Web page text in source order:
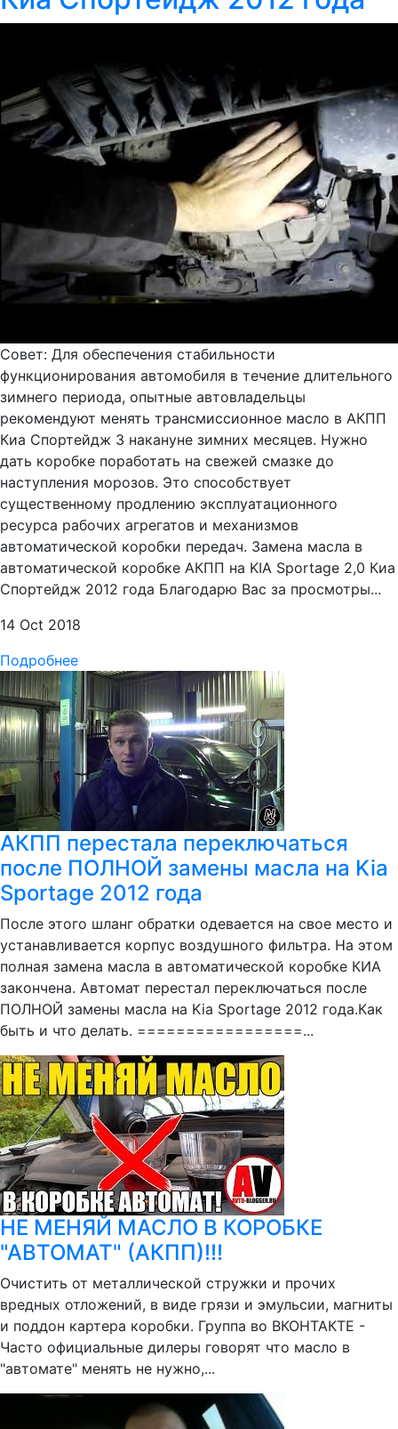
Совет: Для обеспечения стабильности
функционирования автомобиля в течение длительного
зимнего периода, опытные автовладельцы
рекомендуют менять трансмиссионное масло в АКПП
Киа Спортейдж 3 накануне зимних месяцев. Нужно
дать коробке поработать на свежей смазке до
наступления морозов. Это способствует
существенному продлению эксплуатационного
ресурса рабочих агрегатов и механизмов
автоматической коробки передач. Замена масла в
автоматической коробке АКПП на KIA Sportage 2,0 Киа
Спортейдж 2012 года Благодарю Вас за просмотры...
14 Oct 2018
Подробнее
АКПП перестала переключаться
после ПОЛНОЙ замены масла на Kia
Sportage 2012 года
После этого шланг обратки одевается на свое место и
устанавливается корпус воздушного фильтра. На этом
полная замена масла в автоматической коробке КИА
закончена. Автомат перестал переключаться после
ПОЛНОЙ замены масла на Kia Sportage 2012 года.Как
быть и что делать. =================...
НЕ МЕНЯЙ МАСЛО В КОРОБКЕ
"АВТОМАТ" (АКПП)!!!
Очистить от металлической стружки и прочих
вредных отложений, в виде грязи и эмульсии, магниты
и поддон картера коробки. Группа во ВКОНТАКТЕ -
Часто официальные дилеры говорят что масло в
"автомате" менять не нужно,...